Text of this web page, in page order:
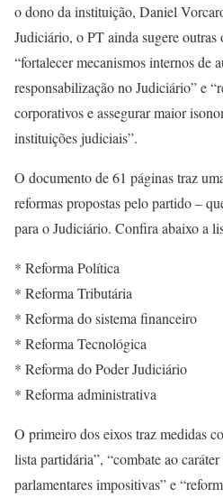
o dono da instituição, Daniel
Judiciário, o PT ainda sugere outras
“fortalecer mecanismos internos de
responsabilização no Judiciário” e
corporativos e assegurar maior
instituições judiciais”.
O documento de 61 páginas traz
reformas propostas pelo partido –
para o Judiciário. Confira abaixo a
* Reforma Política
* Reforma Tributária
* Reforma do sistema financeiro
* Reforma Tecnológica
* Reforma do Poder Judiciário
* Reforma administrativa
O primeiro dos eixos traz medidas
lista partidária”, “combate ao
parlamentares impositivas” e